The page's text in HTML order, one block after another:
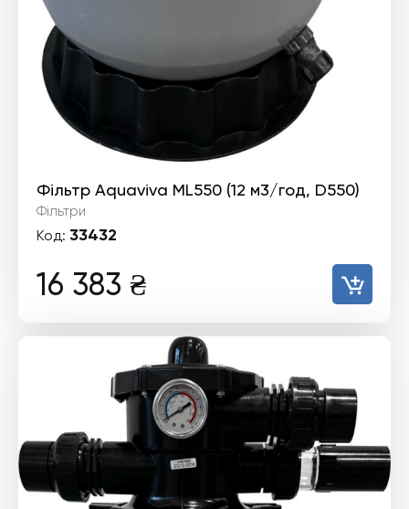
Фільтр Aquaviva ML550 (12 м3/год, D550)
Фільтри
Код: 33432
16 383 ₴